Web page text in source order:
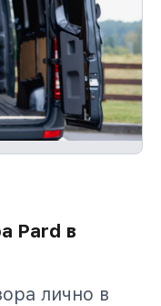
Pard в
лично в